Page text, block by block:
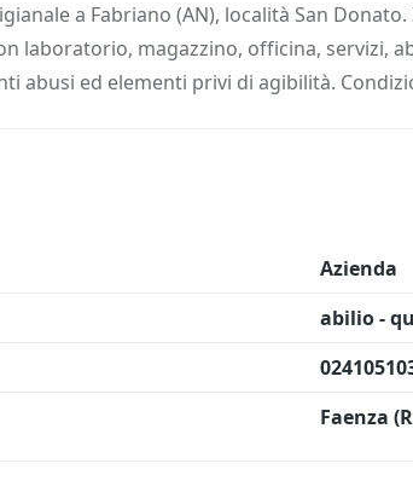
a Fabriano (AN), località San
laboratorio, magazzino, officina, servizi,
abusi ed elementi privi di agibilità.
Azienda
abilio -
Faenza